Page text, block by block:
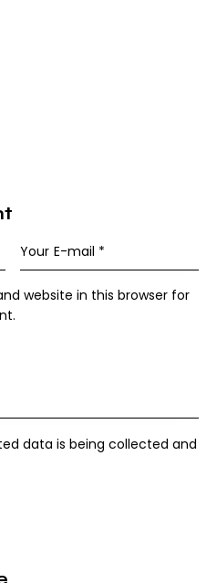
website in this browser for
data is being collected and